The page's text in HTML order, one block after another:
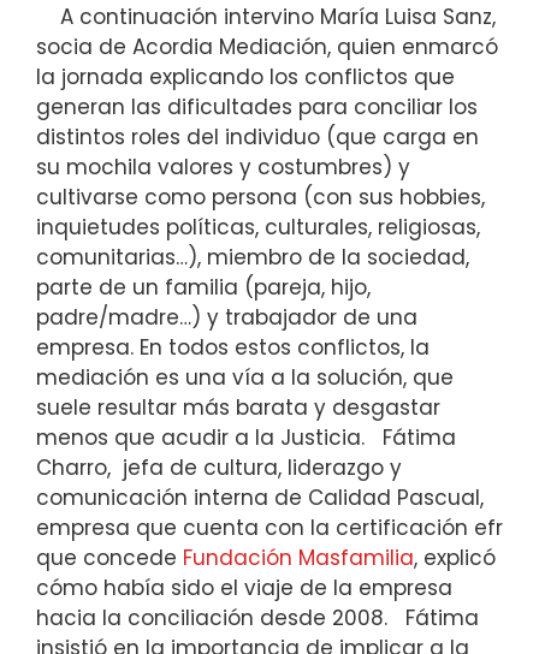
A continuación intervino María Luisa Sanz,
socia de Acordia Mediación, quien enmarcó
la jornada explicando los conflictos que
generan las dificultades para conciliar los
distintos roles del individuo (que carga en
su mochila valores y costumbres) y
cultivarse como persona (con sus hobbies,
inquietudes políticas, culturales, religiosas,
comunitarias…), miembro de la sociedad,
parte de un familia (pareja, hijo,
padre/madre…) y trabajador de una
empresa. En todos estos conflictos, la
mediación es una vía a la solución, que
suele resultar más barata y desgastar
menos que acudir a la Justicia.
Fátima
Charro, jefa de cultura, liderazgo y
comunicación interna de Calidad Pascual,
empresa que cuenta con la certificación efr
que concede Fundación Masfamilia, explicó
cómo había sido el viaje de la empresa
hacia la conciliación desde 2008.
Fátima
insistió en la importancia de implicar a la